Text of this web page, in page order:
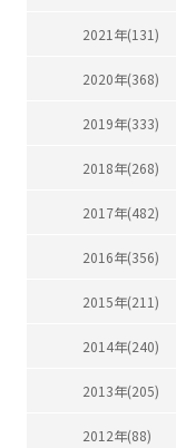
2021年(131)
2020年(368)
2019年(333)
2018年(268)
2017年(482)
2016年(356)
2015年(211)
2014年(240)
2013年(205)
2012年(88)